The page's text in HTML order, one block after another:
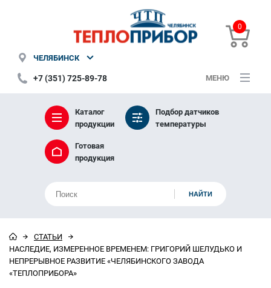
ЧЕЛЯБИНСК
+7 (351) 725-89-78 МЕНЮ
0
Каталог
продукции
Подбор датчиков
температуры
Готовая
продукция
СТАТЬИ
НАСЛЕДИЕ, ИЗМЕРЕННОЕ ВРЕМЕНЕМ: ГРИГОРИЙ ШЕЛУДЬКО И
НЕПРЕРЫВНОЕ РАЗВИТИЕ «ЧЕЛЯБИНСКОГО ЗАВОДА
«ТЕПЛОПРИБОРА»